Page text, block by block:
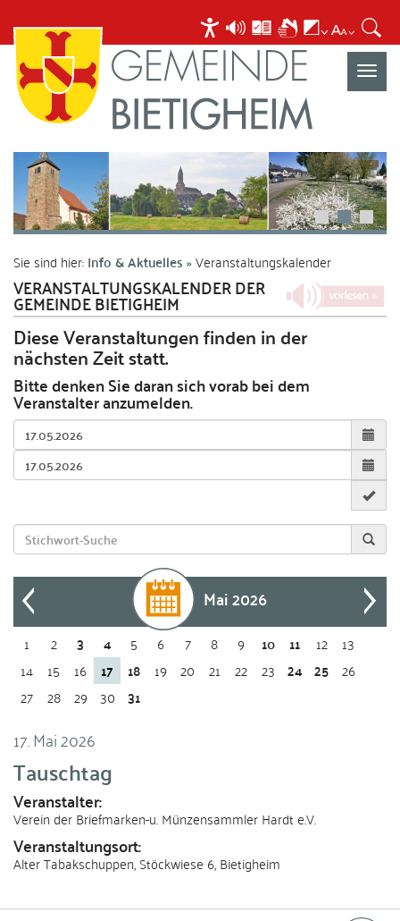
Sie sind hier:Info & Aktuelles Veranstaltungskalender
VERANSTALTUNGSKALENDER DER
GEMEINDE BIETIGHEIM
Diese Veranstaltungen finden in der
nächsten Zeit statt.
Bitte denken Sie daran sich vorab bei dem
Veranstalter anzumelden.
Mai 2026
1 2 3 4 5 6 7 8 9 10 11 12
13
14
15 16 17 18 19 20 21 22 23 24 25 26
27
28 29 30 31
17. Mai 2026
Tauschtag
Veranstalter
Verein der Briefmarken-u. Münzensammler Hardt e.V.
Veranstaltungsort
Alter Tabakschuppen, Stöckwiese 6, Bietigheim